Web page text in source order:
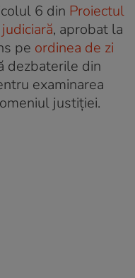
6 din Proiectul
, aprobat la
pe ordinea de zi
dezbaterile din
examinarea
justiţiei.